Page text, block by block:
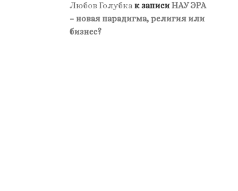
Любов Голубкак записиНАУ ЭРА
– новая парадигма, религия или
бизнес?